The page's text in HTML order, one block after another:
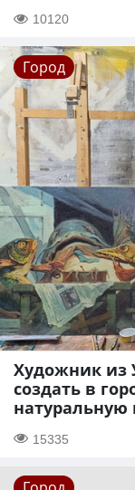
10120
Город
Художник из
создать в
15335